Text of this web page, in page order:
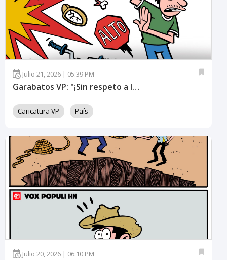
Julio 21, 2026 | 05:39 PM
Garabatos VP: "¡Sin respeto a la vida!"
Caricatura VP País
Julio 20, 2026 | 06:10 PM